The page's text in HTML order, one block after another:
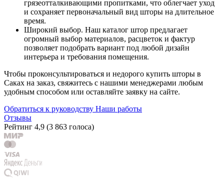
грязеотталкивающими пропитками, что облегчает уход
и сохраняет первоначальный вид шторы на длительное
время.
Широкий выбор. Наш каталог штор предлагает
огромный выбор материалов, расцветок и фактур
позволяет подобрать вариант под любой дизайн
интерьера и требования помещения.
Чтобы проконсультироваться и недорого купить шторы в
Саках на заказ, свяжитесь с нашими менеджерами любым
удобным способом или оставляйте заявку на сайте.
Обратиться к руководству Наши работы
Отзывы
Рейтинг 4,9 (3 863 голоса)